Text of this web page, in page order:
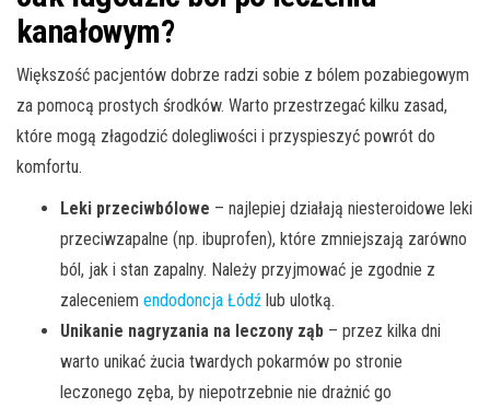
kanałowym?
Większość pacjentów dobrze radzi sobie z bólem pozabiegowym
za pomocą prostych środków. Warto przestrzegać kilku zasad,
które mogą złagodzić dolegliwości i przyspieszyć powrót do
komfortu.
Leki przeciwbólowe – najlepiej działają niesteroidowe leki
przeciwzapalne (np. ibuprofen), które zmniejszają zarówno
ból, jak i stan zapalny. Należy przyjmować je zgodnie z
zaleceniem endodoncja Łódź lub ulotką.
Unikanie nagryzania na leczony ząb – przez kilka dni
warto unikać żucia twardych pokarmów po stronie
leczonego zęba, by niepotrzebnie nie drażnić go